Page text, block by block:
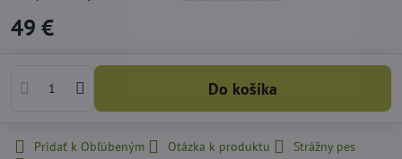
49 €
Do košíka
Pridať k Obľúbeným Otázka k produktu
Strážny pes